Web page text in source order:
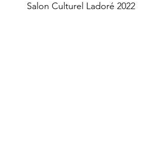
Salon Culturel Ladoré 2022